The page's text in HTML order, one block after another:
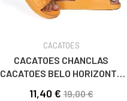
CACATOES
CACATOES CHANCLAS
CACATOES BELO HORIZONTE
11,40 €19,00 €